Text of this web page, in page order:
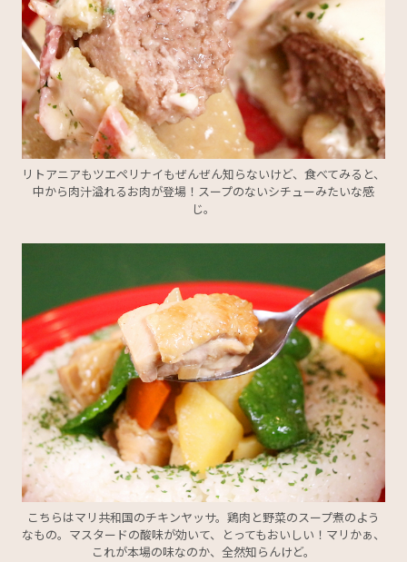
リトアニアもツエペリナイもぜんぜん知らないけど、食べてみると、
中から肉汁溢れるお肉が登場！スープのないシチューみたいな感
じ。
こちらはマリ共和国のチキンヤッサ。鶏肉と野菜のスープ煮のよう
なもの。マスタードの酸味が効いて、とってもおいしい！マリかぁ、
これが本場の味なのか、全然知らんけど。